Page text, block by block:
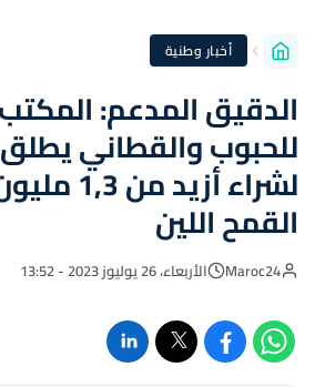
أخبار وطنية
الدقيق المدعم:
للحبوب والقطاني
لشراء
القمح اللين
Maroc24 الأربعاء، 26 يوليوز 2023 - 13:52